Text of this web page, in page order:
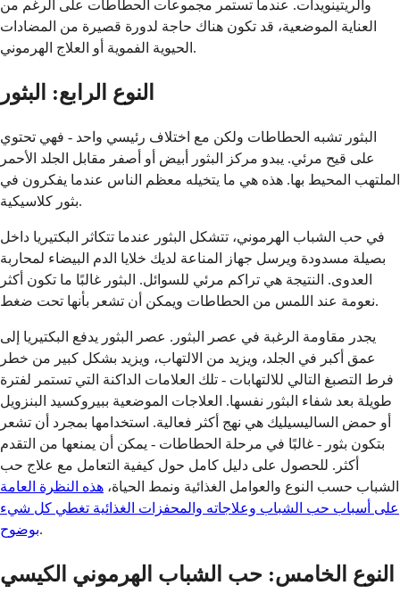
والريتينويدات. عندما تستمر مجموعات الحطاطات على الرغم من
العناية الموضعية، قد تكون هناك حاجة لدورة قصيرة من المضادات
الحيوية الفموية أو العلاج الهرموني.
النوع الرابع: البثور
البثور تشبه الحطاطات ولكن مع اختلاف رئيسي واحد - فهي تحتوي
على قيح مرئي. يبدو مركز البثور أبيض أو أصفر مقابل الجلد الأحمر
الملتهب المحيط بها. هذه هي ما يتخيله معظم الناس عندما يفكرون في
بثور كلاسيكية.
في حب الشباب الهرموني، تتشكل البثور عندما تتكاثر البكتيريا داخل
بصيلة مسدودة ويرسل جهاز المناعة لديك خلايا الدم البيضاء لمحاربة
العدوى. النتيجة هي تراكم مرئي للسوائل. البثور غالبًا ما تكون أكثر
نعومة عند اللمس من الحطاطات ويمكن أن تشعر بأنها تحت ضغط.
يجدر مقاومة الرغبة في عصر البثور. عصر البثور يدفع البكتيريا إلى
عمق أكبر في الجلد، ويزيد من الالتهاب، ويزيد بشكل كبير من خطر
فرط التصبغ التالي للالتهابات - تلك العلامات الداكنة التي تستمر لفترة
طويلة بعد شفاء البثور نفسها. العلاجات الموضعية ببيروكسيد البنزويل
أو حمض الساليسيليك هي نهج أكثر فعالية. استخدامها بمجرد أن تشعر
بتكون بثور - غالبًا في مرحلة الحطاطات - يمكن أن يمنعها من التقدم
أكثر. للحصول على دليل كامل حول كيفية التعامل مع علاج حب
الشباب حسب النوع والعوامل الغذائية ونمط الحياة، هذه النظرة العامة
على أسباب حب الشباب وعلاجاته والمحفزات الغذائية تغطي كل شيء
بوضوح.
النوع الخامس: حب الشباب الهرموني الكيسي